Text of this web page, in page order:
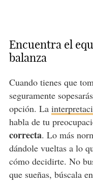
Encuentra el
balanza
Cuando tienes que
seguramente
opción. La
habla de tu
correcta. Lo más
dándole vueltas a lo
cómo decidirte. No
que sueñas, búscala